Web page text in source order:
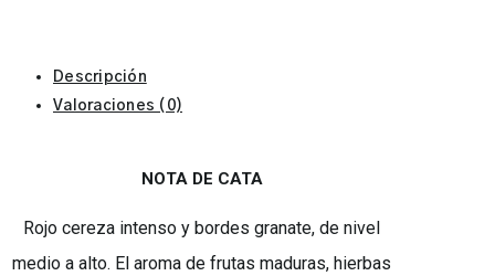
Descripción
Valoraciones (0)
NOTA DE CATA
Rojo cereza intenso y bordes granate, de nivel
medio a alto. El aroma de frutas maduras, hierbas